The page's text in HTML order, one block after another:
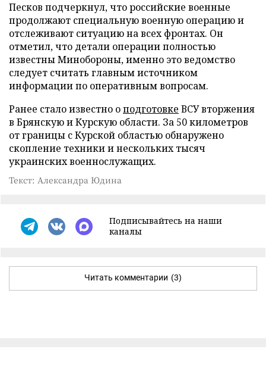
Песков подчеркнул, что российские военные
продолжают специальную военную операцию и
отслеживают ситуацию на всех фронтах. Он
отметил, что детали операции полностью
известны Минобороны, именно это ведомство
следует считать главным источником
информации по оперативным вопросам.
Ранее стало известно оподготовке ВСУ вторжения
в Брянскую и Курскую области. За 50 километров
от границы с Курской областью обнаружено
скопление техники и нескольких тысяч
украинских военнослужащих.
Текст: Александра Юдина
Подписывайтесь на наши
каналы
Читать комментарии (3)